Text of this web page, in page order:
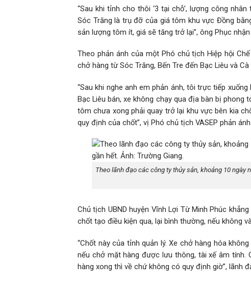
“Sau khi tỉnh cho thôi ‘3 tại chỗ’, lượng công
Sóc Trăng là trụ đỡ của giá tôm khu vực Đồng
sản lượng tôm ít, giá sẽ tăng trở lại”, ông Phục
Theo phản ánh của một Phó chủ tịch Hiệp hội
chở hàng từ Sóc Trăng, Bến Tre đến Bạc Liêu và
“Sau khi nghe anh em phản ánh, tôi trực tiếp
Bạc Liêu bán, xe không chạy qua địa bàn bị phong
tôm chưa xong phải quay trở lại khu vực bên kia
quy định của chốt”, vị Phó chủ tịch VASEP phản ánh.
Theo lãnh đạo các công ty thủy sản, khoảng 10
Chủ tịch UBND huyện Vĩnh Lợi Từ Minh Phúc
chốt tạo điều kiện qua, lại bình thường, nếu không
“Chốt này của tỉnh quản lý. Xe chở hàng hóa
nếu chở mặt hàng được lưu thông, tài xế âm tính.
hàng xong thì về chứ không có quy định giờ”, lãnh